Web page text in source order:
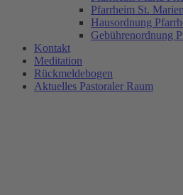
Pfarrheim St.
Hausordnung
Gebührenordnung
Kontakt
Meditation
Rückmeldebogen
Aktuelles Pastoraler Raum